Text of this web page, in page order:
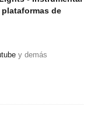
de
y demás